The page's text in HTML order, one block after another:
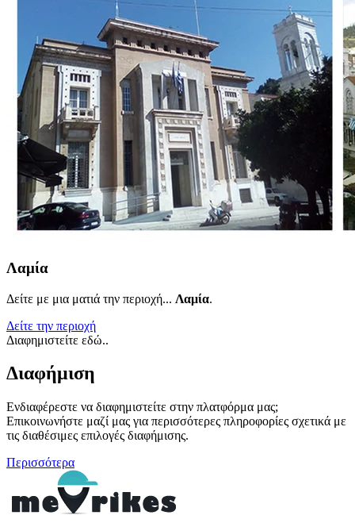
Λαμία
Δείτε με μια ματιά την περιοχή... Λαμία.
Δείτε την περιοχή
Διαφημιστείτε εδώ..
Διαφήμιση
Ενδιαφέρεστε να διαφημιστείτε στην πλατφόρμα μας;
Επικοινωνήστε μαζί μας για περισσότερες πληροφορίες σχετικά με
τις διαθέσιμες επιλογές διαφήμισης.
Περισσότερα